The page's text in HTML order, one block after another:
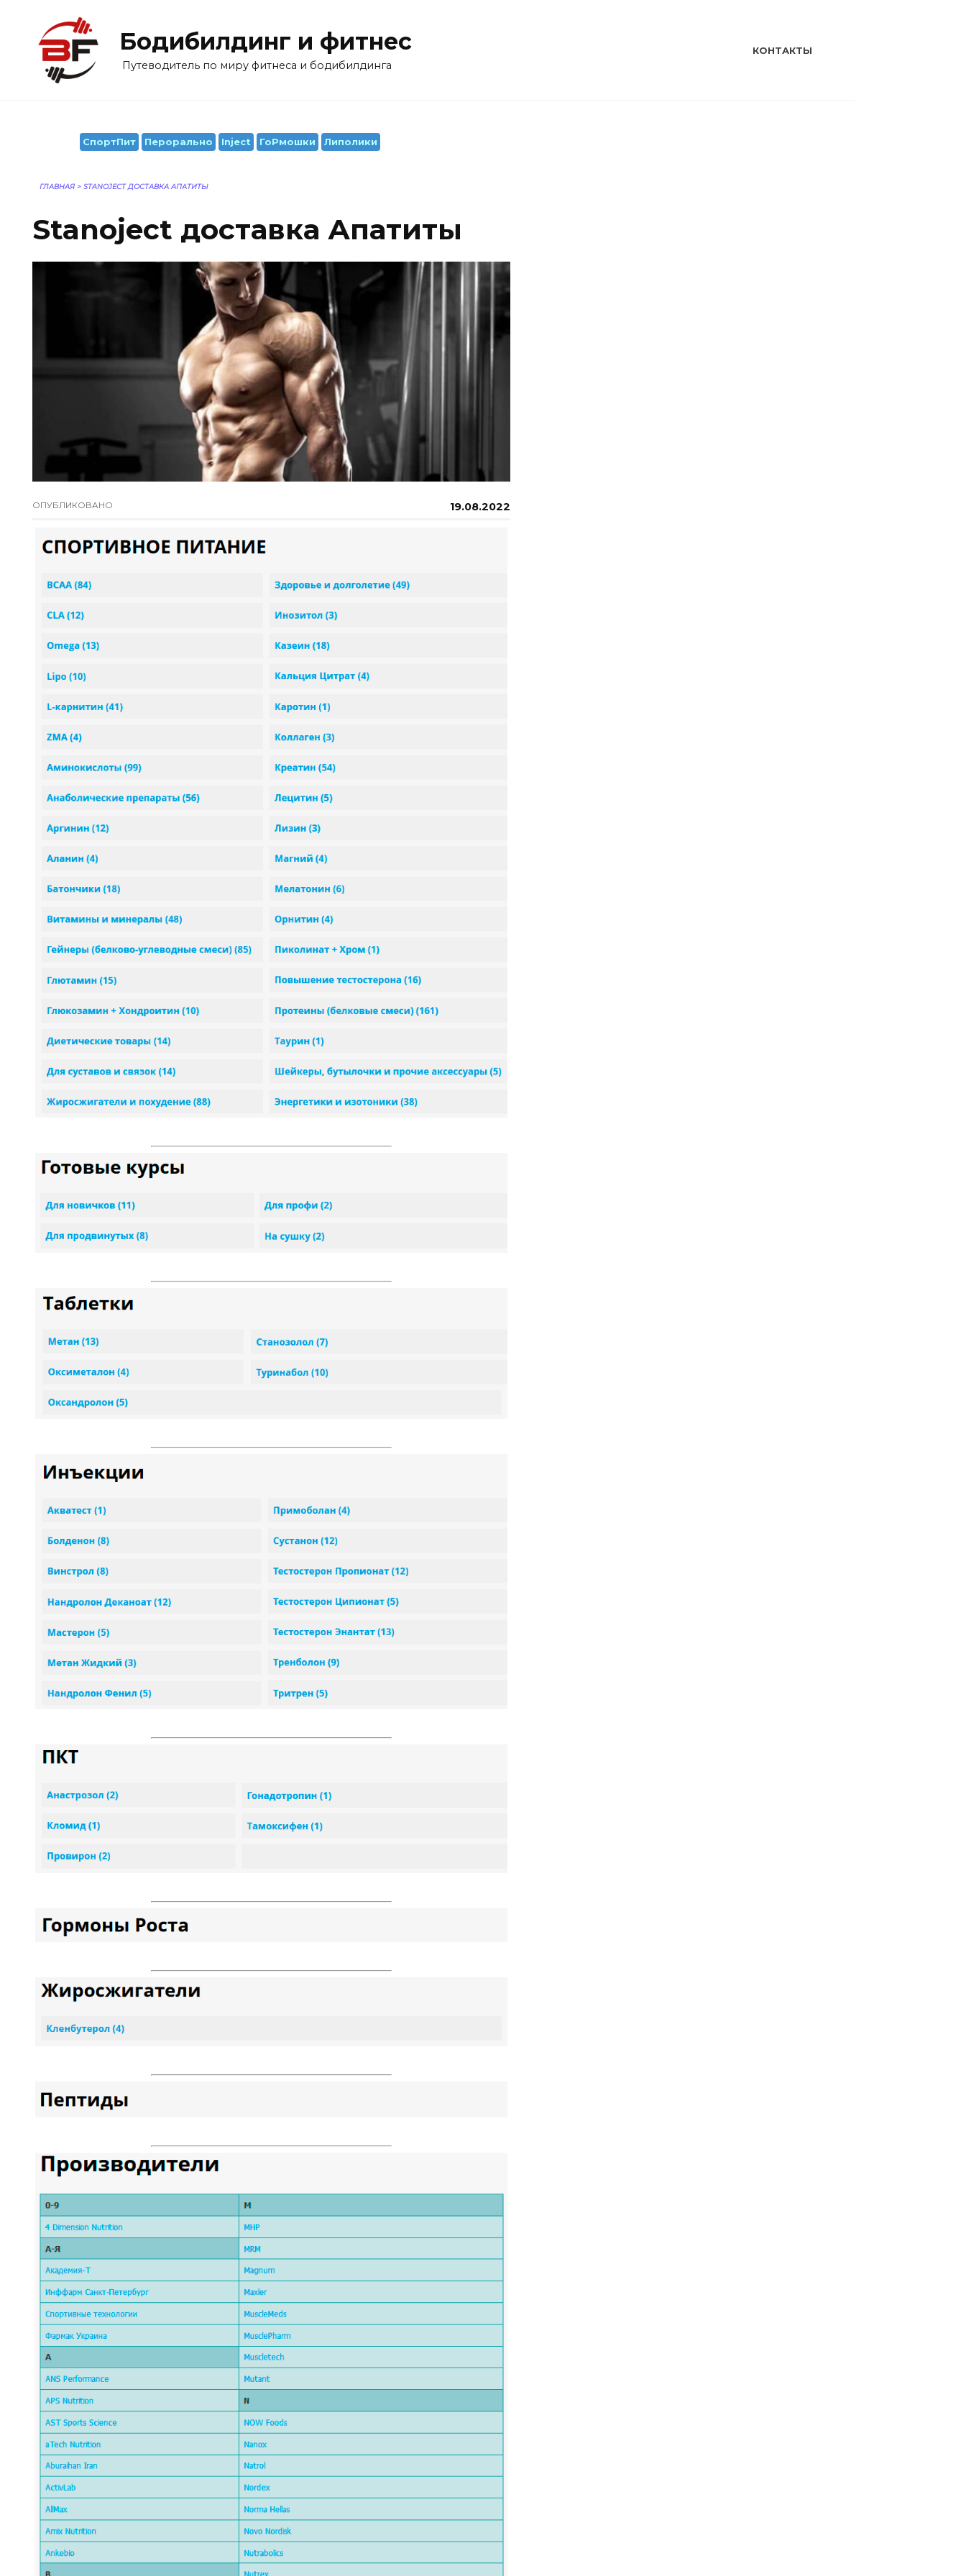
содержанию
Бодибилдинг и фитнес
Путеводитель по миру фитнеса и бодибилдинга
КОНТАКТЫ
СпортПит Перорально Inject ГоРмошки Липолики
ГЛАВНАЯ > STANOJECT ДОСТАВКА АПАТИТЫ
Stanoject доставка Апатиты
ОПУБЛИКОВАНО 19.08.2022